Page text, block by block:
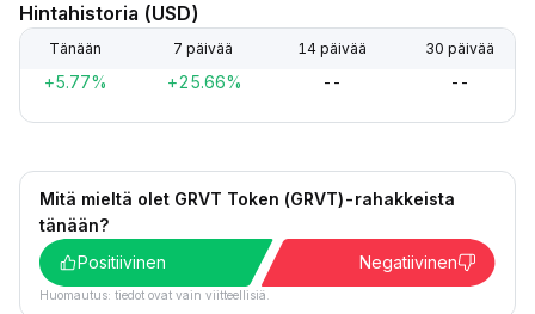
Hintahistoria (USD)
Tänään 7 päivää 14 päivää 30 päivää
+5.77% +25.66% -- --
Mitä mieltä olet GRVT Token (GRVT)-rahakkeista
tänään?
Positiivinen
Negatiivinen
Huomautus: tiedot ovat vain viitteellisiä.